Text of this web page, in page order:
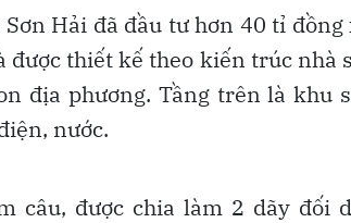
Hải đã đầu tư hơn 40 tỉ đồng
thiết kế theo kiến trúc nhà
địa phương. Tầng trên là khu
nước.
câu, được chia làm 2 dãy đối